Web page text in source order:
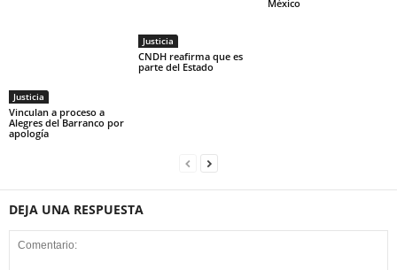
Justicia
Vinculan a proceso a
Alegres del Barranco por
apología
Justicia
CNDH reafirma que es
parte del Estado
México
DEJA UNA RESPUESTA